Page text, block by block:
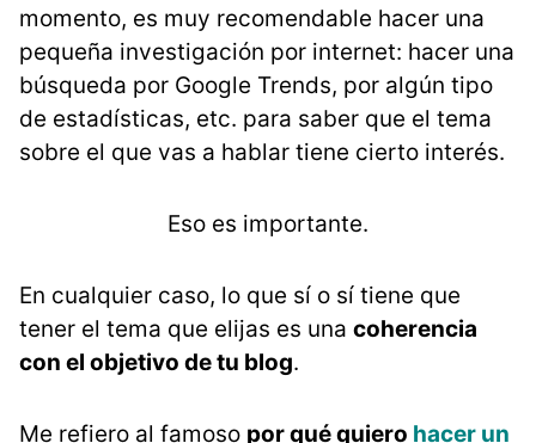
momento, es muy recomendable hacer una
pequeña investigación por internet: hacer una
búsqueda por Google Trends, por algún tipo
de estadísticas, etc. para saber que el tema
sobre el que vas a hablar tiene cierto interés.
Eso es importante.
En cualquier caso, lo que sí o sí tiene que
tener el tema que elijas es una coherencia
con el objetivo de tu blog.
Me refiero al famoso por qué quiero hacer un